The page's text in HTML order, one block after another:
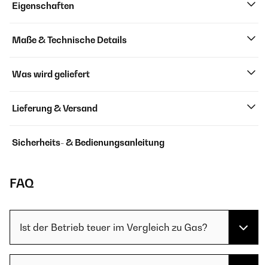
Eigenschaften
Maße & Technische Details
Was wird geliefert
Lieferung & Versand
Sicherheits- & Bedienungsanleitung
FAQ
Ist der Betrieb teuer im Vergleich zu Gas?